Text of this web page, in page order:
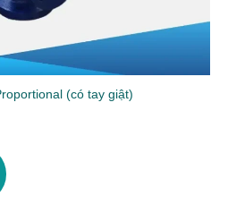
(có tay giật)